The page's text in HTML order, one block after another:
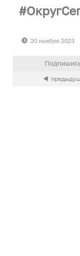
20 ноября 2023